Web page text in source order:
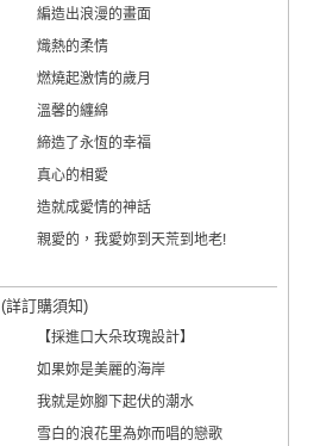
編造出浪漫的畫面
熾熱的柔情
燃燒起激情的歲月
溫馨的纏綿
締造了永恆的幸福
真心的相愛
造就成愛情的神話
親愛的，我愛妳到天荒到地老!
(詳訂購須知)
【採進口大朵玫瑰設計】
如果妳是美麗的海岸
我就是妳腳下起伏的潮水
雪白的浪花里為妳而唱的戀歌